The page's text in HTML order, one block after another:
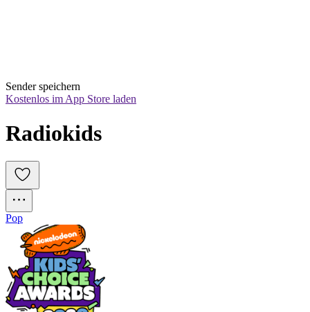
Sender speichern
Kostenlos im App Store laden
Radiokids
Pop